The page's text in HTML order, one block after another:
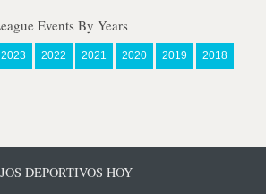
Events By Years
2023 2022 2021 2020 2019 2018
DEPORTIVOS HOY